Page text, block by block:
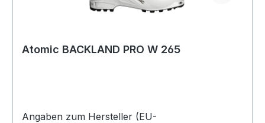
Atomic BACKLAND PRO W 265
Angaben zum Hersteller (EU-